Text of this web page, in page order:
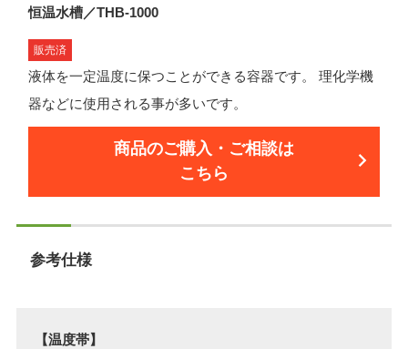
恒温水槽／THB-1000
販売済
液体を一定温度に保つことができる容器です。 理化学機
器などに使用される事が多いです。
商品のご購入・ご相談は
こちら
参考仕様
【温度帯】